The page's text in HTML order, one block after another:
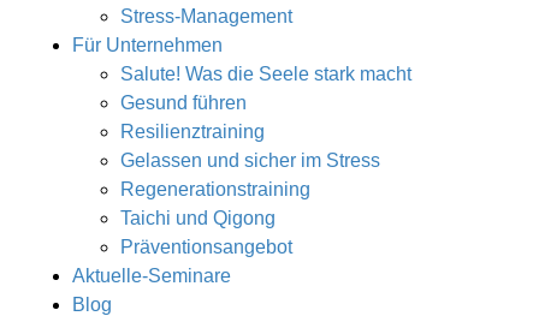
Stress-Management
Für Unternehmen
Salute! Was die Seele stark macht
Gesund führen
Resilienztraining
Gelassen und sicher im Stress
Regenerationstraining
Taichi und Qigong
Präventionsangebot
Aktuelle-Seminare
Blog